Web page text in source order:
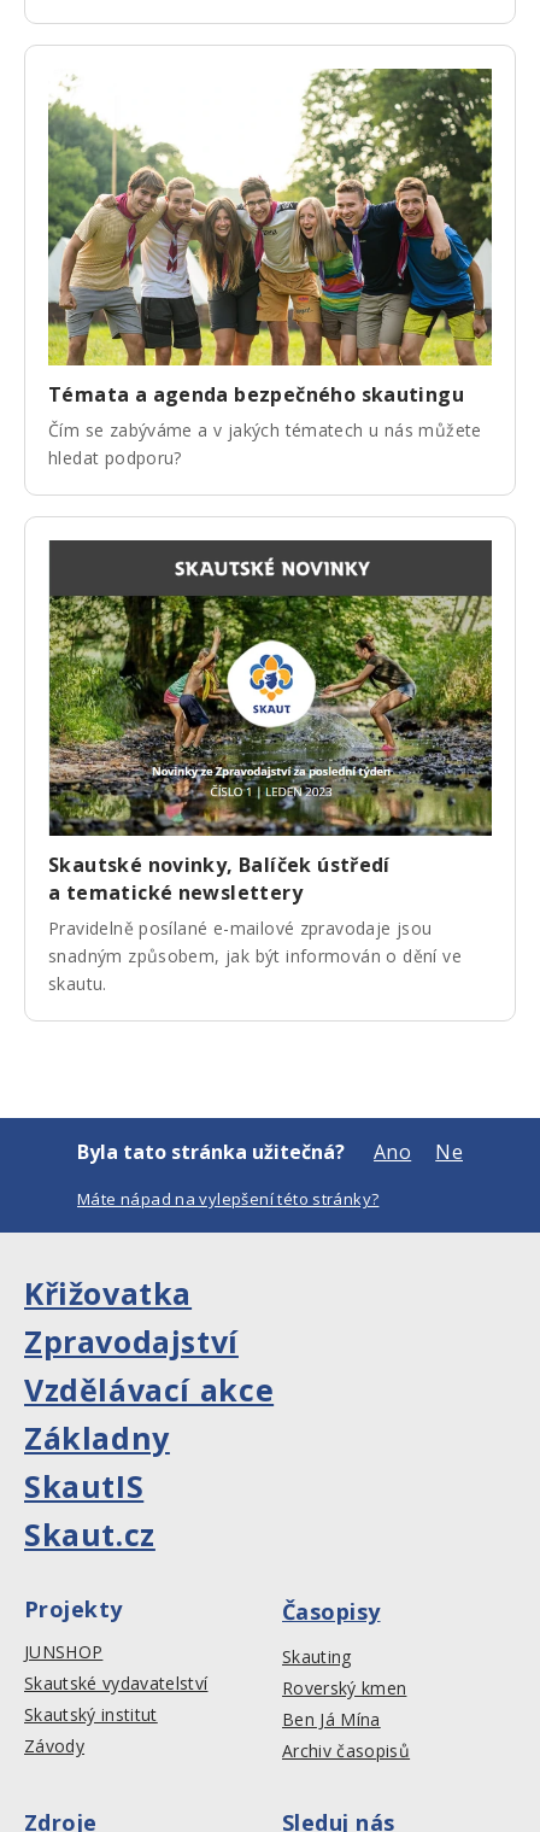
Témata a agenda bezpečného skautingu
Čím se zabýváme a v jakých tématech u nás můžete
hledat podporu?
Skautské novinky, Balíček ústředí
a tematické newslettery
Pravidelně posílané e-mailové zpravodaje jsou
snadným způsobem, jak být informován o dění ve
skautu.
Byla tato stránka užitečná? Ano Ne
Máte nápad na vylepšení této stránky?
Křižovatka
Zpravodajství
Vzdělávací akce
Základny
SkautIS
Skaut.cz
Projekty
JUNSHOP
Skautské vydavatelství
Skautský institut
Závody
Časopisy
Skauting
Roverský kmen
Ben Já Mína
Archiv časopisů
Zdroje Sleduj nás